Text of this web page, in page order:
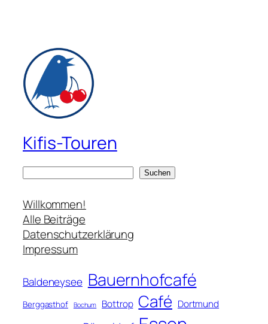
Kifis-Touren
c
h
e
n
Suchen
Willkommen!
Alle Beiträge
Datenschutzerklärung
Impressum
Baldeneysee Bauernhofcafé
Berggasthof Bochum Bottrop Café Dortmund